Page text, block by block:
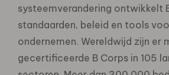
systeemverandering ontwikkelt
standaarden, beleid en tools
ondernemen. Wereldwijd zijn er
gecertificeerde B Corps in 105